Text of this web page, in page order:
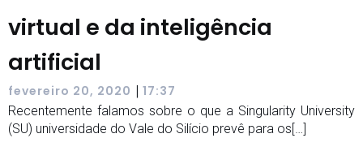
virtual e da inteligência
artificial
fevereiro 20, 2020 | 17:37
Recentemente falamos sobre o que a Singularity University
(SU) universidade do Vale do Silício prevê para os[…]